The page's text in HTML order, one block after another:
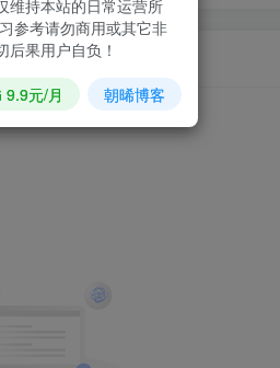
维持本站的日常运营所
参考请勿商用或其它非
后果用户自负！
9.9元/月 朝晞博客